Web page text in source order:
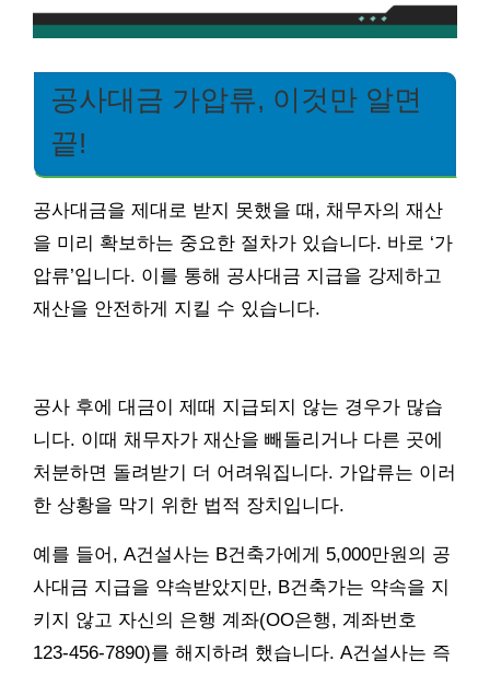
공사대금 가압류, 이것만 알면
끝!
공사대금을 제대로 받지 못했을 때, 채무자의 재산
을 미리 확보하는 중요한 절차가 있습니다. 바로 ‘가
압류’입니다. 이를 통해 공사대금 지급을 강제하고
재산을 안전하게 지킬 수 있습니다.
공사 후에 대금이 제때 지급되지 않는 경우가 많습
니다. 이때 채무자가 재산을 빼돌리거나 다른 곳에
처분하면 돌려받기 더 어려워집니다. 가압류는 이러
한 상황을 막기 위한 법적 장치입니다.
예를 들어, A건설사는 B건축가에게 5,000만원의 공
사대금 지급을 약속받았지만, B건축가는 약속을 지
키지 않고 자신의 은행 계좌(OO은행, 계좌번호
123-456-7890)를 해지하려 했습니다. A건설사는 즉